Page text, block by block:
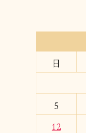
日
5
12